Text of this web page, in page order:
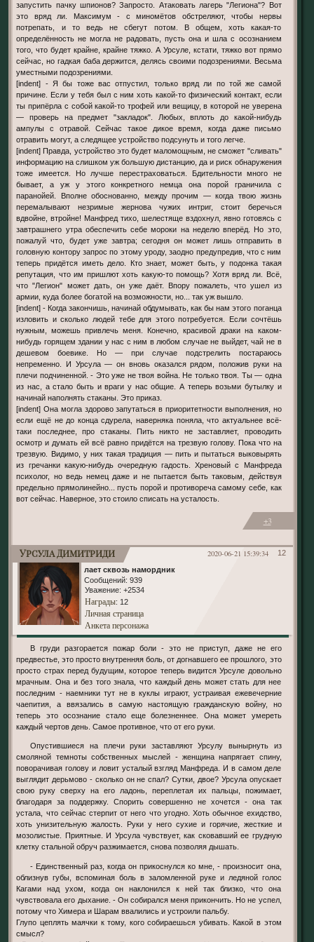
запустить пачку шпионов? Запросто. Атаковать лагерь "Легиона"? Вот
это вряд ли. Максимум - с миномётов обстреляют, чтобы нервы
потрепать, и то ведь не сбегут потом. В общем, хоть какая-то
определённость не могла не радовать, пусть она и шла с осознанием
того, что будет крайне, крайне тяжко. А Урсуле, кстати, тяжко вот прямо
сейчас, но гадкая баба держится, делясь своими подозрениями. Весьма
уместными подозрениями.
[indent] - Я бы тоже вас отпустил, только вряд ли по той же самой
причине. Если у тебя был с ним хоть какой-то физический контакт, если
ты припёрла с собой какой-то трофей или вещицу, в которой не уверена
— проверь на предмет "закладок". Любых, вплоть до какой-нибудь
ампулы с отравой. Сейчас такое дикое время, когда даже письмо
отравить могут, а следящее устройство подсунуть и того легче.
[indent] Правда, устройство это будет маломощным, не сможет "сливать"
информацию на слишком уж большую дистанцию, да и риск обнаружения
тоже имеется. Но лучше перестраховаться. Бдительности много не
бывает, а уж у этого конкретного немца она порой граничила с
паранойей. Вполне обоснованно, между прочим — когда твою жизнь
перемалывают незримые жернова чужих интриг, стоит беречься
вдвойне, втройне! Манфред тихо, шелестяще вздохнул, явно готовясь с
завтрашнего утра обеспечить себе мороки на неделю вперёд. Но это,
пожалуй что, будет уже завтра; сегодня он может лишь отправить в
головную контору запрос по этому уроду, заодно предупредив, что с ним
теперь придётся иметь дело. Кто знает, может быть, у подонка такая
репутация, что им пришлют хоть какую-то помощь? Хотя вряд ли. Всё,
что "Легион" может дать, он уже даёт. Впору пожалеть, что ушел из
армии, куда более богатой на возможности, но... так уж вышло.
[indent] - Когда закончишь, начинай обдумывать, как бы нам этого поганца
изловить и сколько людей тебе для этого потребуется. Если сочтёшь
нужным, можешь привлечь меня. Конечно, красивой драки на каком-
нибудь горящем здании у нас с ним в любом случае не выйдет, чай не в
дешевом боевике. Но — при случае подстрелить постараюсь
непременно. И Урсула — он вновь оказался рядом, положив руки на
плечи подчиненной. - Это уже не твоя война. Не только твоя. Ты — одна
из нас, а стало быть и враги у нас общие. А теперь возьми бутылку и
начинай наполнять стаканы. Это приказ.
[indent] Она могла здорово запутаться в приоритетности выполнения, но
если ещё не до конца сдурела, наверняка поняла, что актуальнее всё-
таки последнее, про стаканы. Пить никто не заставляет, проводить
осмотр и думать ей всё равно придётся на трезвую голову. Пока что на
трезвую. Видимо, у них такая традиция — пить и пытаться выковырять
из гречанки какую-нибудь очередную гадость. Хреновый с Манфреда
психолог, но ведь немец даже и не пытается быть таковым, действуя
предельно прямолинейно... пусть порой и противореча самому себе, как
вот сейчас. Наверное, это стоило списать на усталость.
+3
12
2020-06-21 15:39:34
Урсула Димитриди
лает сквозь намордник
Сообщений: 939
Уважение: +2534
Награды: 12
Личная страница
Анкета персонажа
В груди разгорается пожар боли - это не приступ, даже не его
предвестье, это просто внутренняя боль, от догнавшего ее прошлого, это
просто страх перед будущим, которое теперь видится Урсуле довольно
мрачным. Она и без того знала, что каждый день может стать для нее
последним - наемники тут не в куклы играют, устраивая ежевечерние
чаепития, а ввязались в самую настоящую гражданскую войну, но
теперь это осознание стало еще болезненнее. Она может умереть
каждый чертов день. Самое противное, что от его руки.
Опустившиеся на плечи руки заставляют Урсулу вынырнуть из
смоляной темноты собственных мыслей - женщина напрягает спину,
поворачивая голову и ловит усталый взгляд Манфреда. И в самом деле
выглядит дерьмово - сколько он не спал? Сутки, двое? Урсула опускает
свою руку сверху на его ладонь, переплетая их пальцы, пожимает,
благодаря за поддержку. Спорить совершенно не хочется - она так
устала, что сейчас стерпит от него что угодно. Хоть обычное ехидство,
хоть унизительную жалость. Руки у него сухие и горячие, жесткие и
мозолистые. Приятные. И Урсула чувствует, как сковавший ее грудную
клетку стальной обруч разжимается, снова позволяя дышать.
- Единственный раз, когда он прикоснулся ко мне, - произносит она,
облизнув губы, вспоминая боль в заломленной руке и ледяной голос
Кагами над ухом, когда он наклонился к ней так близко, что она
чувствовала его дыхание. - Он собирался меня прикончить. Но не успел,
потому что Химера и Шарам ввалились и устроили пальбу.
Глупо цеплять маячки к тому, кого собираешься убивать. Какой в этом
смысл?